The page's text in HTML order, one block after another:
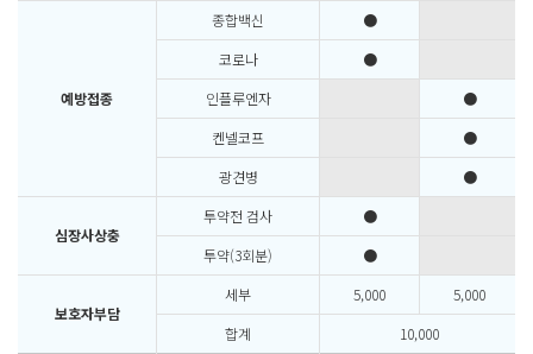
예방접종
종합백신
●
코로나
●
인플루엔자
●
켄넬코프
●
광견병
●
심장사상충
투약전 검사
●
투약(3회분)
●
보호자부담
세부 5,000
5,000
합계
10,000